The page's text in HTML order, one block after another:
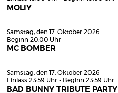
MOLIY
Samstag, den 17. Oktober 2026
Beginn 20:00 Uhr
MC BOMBER
Samstag, den 17. Oktober 2026
Einlass 23:59 Uhr - Beginn 23:59 Uhr
BAD BUNNY TRIBUTE PARTY